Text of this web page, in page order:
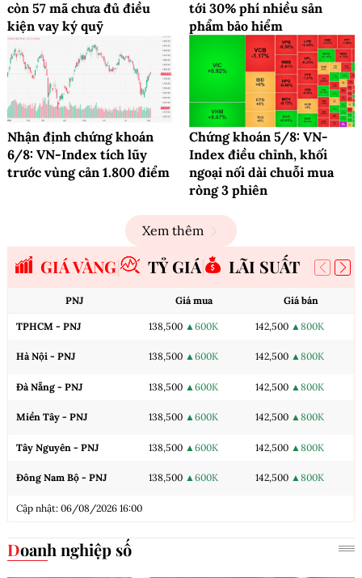
còn 57 mã chưa đủ điều
kiện vay ký quỹ
tới 30% phí nhiều sản
phẩm bảo hiểm
Nhận định chứng khoán
6/8: VN-Index tích lũy
trước vùng cản 1.800 điểm
Chứng khoán 5/8: VN-
Index điều chỉnh, khối
ngoại nối dài chuỗi mua
ròng 3 phiên
Xem thêm
GIÁ VÀNG TỶ GIÁ LÃI SUẤT
PNJ Giá mua Giá bán
TPHCM - PNJ 138,500 ▲600K 142,500 ▲800K
Hà Nội - PNJ 138,500 ▲600K 142,500 ▲800K
Đà Nẵng - PNJ 138,500 ▲600K 142,500 ▲800K
Miền Tây - PNJ 138,500 ▲600K 142,500 ▲800K
Tây Nguyên - PNJ 138,500 ▲600K 142,500 ▲800K
Đông Nam Bộ - PNJ 138,500 ▲600K 142,500 ▲800K
Cập nhật: 06/08/2026 16:00
Doanh nghiệp số